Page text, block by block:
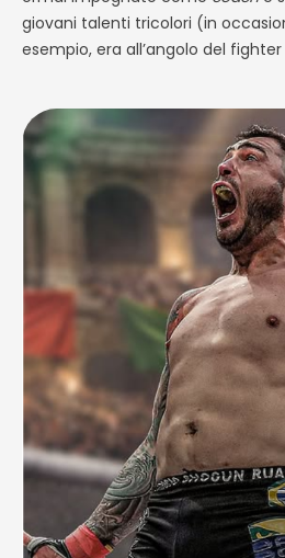
giovani talenti tricolori (in
esempio, era all’angolo del fighter